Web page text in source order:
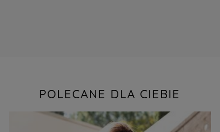
POLECANE DLA CIEBIE